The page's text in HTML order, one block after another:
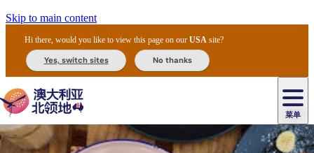
Skip to main content
Hi there, would you like to view this page on ourUSA site?
Yes, switch sites No thanks
菜单
爱
卡
卡
住
民
文美
导
游
陪